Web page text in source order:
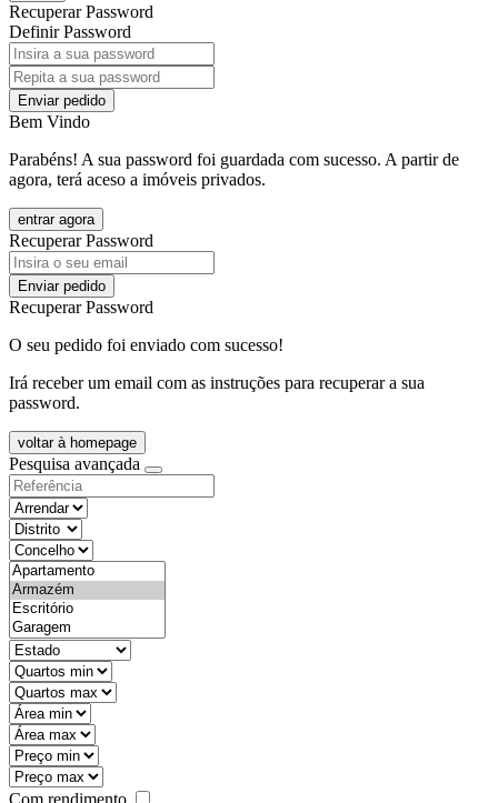
Recuperar Password
Definir Password
Enviar pedido
Bem Vindo
Parabéns! A sua password foi guardada com sucesso. A partir de
agora, terá aceso a imóveis privados.
entrar agora
Recuperar Password
Enviar pedido
Recuperar Password
O seu pedido foi enviado com sucesso!
Irá receber um email com as instruções para recuperar a sua
password.
voltar à homepage
Pesquisa avançada
objective
districtId
countyId
types
state
mintypo
maxtypo
minarea
maxarea
minprice
maxprice
Com rendimento